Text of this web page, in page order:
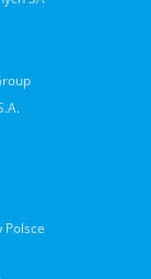
Polsce